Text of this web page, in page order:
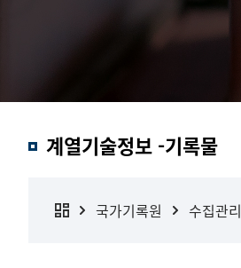
계열기술정보 -기록물
국가기록원 수집관리